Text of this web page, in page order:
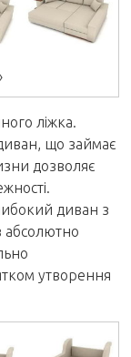
ліжка.
що займає
дозволяє
диван з
абсолютно
утворення